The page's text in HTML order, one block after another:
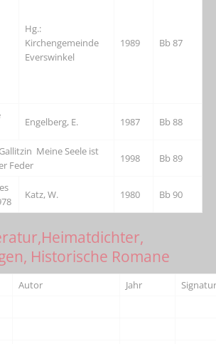
Hg.:
Kirchengemeinde
Everswinkel
1989 Bb 87
Engelberg, E. 1987 Bb 88
Meine Seele ist
Feder
1998 Bb 89
Katz, W. 1980 Bb 90
Historische Romane
Autor Jahr